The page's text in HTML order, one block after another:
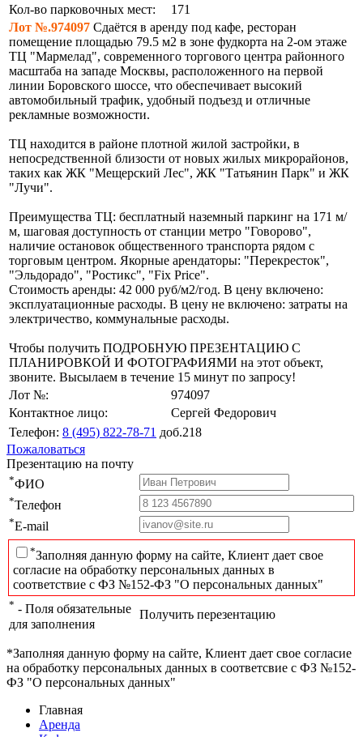
Кол-во парковочных мест:
171
Лот №.974097 Сдаётся в аренду под кафе, ресторан
помещение площадью 79.5 м2 в зоне фудкорта на 2-ом этаже
ТЦ "Мармелад", современного торгового центра районного
масштаба на западе Москвы, расположенного на первой
линии Боровского шоссе, что обеспечивает высокий
автомобильный трафик, удобный подъезд и отличные
рекламные возможности.
ТЦ находится в районе плотной жилой застройки, в
непосредственной близости от новых жилых микрорайонов,
таких как ЖК "Мещерский Лес", ЖК "Татьянин Парк" и ЖК
"Лучи".
Преимущества ТЦ: бесплатный наземный паркинг на 171 м/
м, шаговая доступность от станции метро "Говорово",
наличие остановок общественного транспорта рядом с
торговым центром. Якорные арендаторы: "Перекресток",
"Эльдорадо", "Ростикс", "Fix Price".
Стоимость аренды: 42 000 руб/м2/год. В цену включено:
эксплуатационные расходы. В цену не включено: затраты на
электричество, коммунальные расходы.
Чтобы получить ПОДРОБНУЮ ПРЕЗЕНТАЦИЮ С
ПЛАНИРОВКОЙ И ФОТОГРАФИЯМИ на этот объект,
звоните. Высылаем в течение 15 минут по запросу!
Лот №:
974097
Контактное лицо:
Сергей Федорович
Телефон: 8 (495) 822-78-71 доб.218
Пожаловаться
Презентацию на почту
*ФИО
*Телефон
*E-mail
*Заполняя данную форму на сайте, Клиент дает свое
согласие на обработку персональных данных в
соответствие с ФЗ №152-ФЗ "О персональных данных"
* - Поля обязательные
для заполнения
Получить перезентацию
*Заполняя данную форму на сайте, Клиент дает свое согласие
на обработку персональных данных в соответсвие с ФЗ №152-
ФЗ "О персональных данных"
Главная
Аренда